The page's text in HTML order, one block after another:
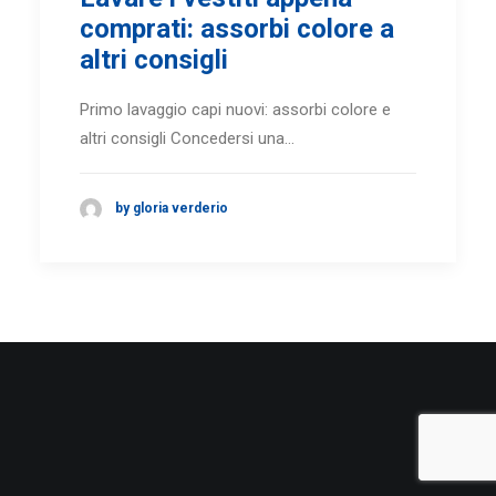
comprati: assorbi colore a
altri consigli
Primo lavaggio capi nuovi: assorbi colore e
altri consigli Concedersi una…
by gloria verderio